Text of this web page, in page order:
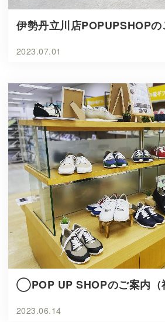
伊勢丹立川店POPUPSHOPの
2023.07.01
◯POP UP SHOPのご案内（
2023.06.14